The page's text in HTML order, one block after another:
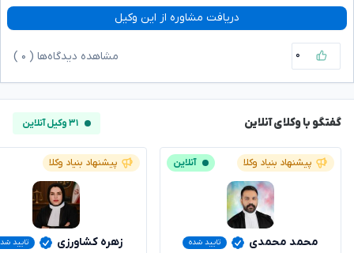
دریافت مشاوره از این وکیل
۰ مشاهده دیدگاه‌ها ( ۰
گفتگو با وکلای آنلاین ۳۱ وکیل آنلاین
پیشنهاد بنیاد وکلا آنلاین
محمد محمدی
تایید شده
پیشنهاد بنیاد وکلا
زهره کشاورزی تایید